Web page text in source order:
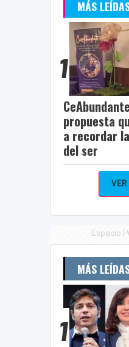
MÁS
1
propuesta
a recordar
del ser
VER
Espacio
MÁS
1